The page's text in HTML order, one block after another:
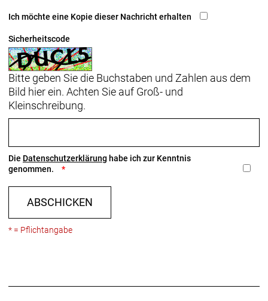
Ich möchte eine Kopie dieser Nachricht erhalten
Sicherheitscode
Bitte geben Sie die Buchstaben und Zahlen aus dem
Bild hier ein. Achten Sie auf Groß- und
Kleinschreibung.
Die Datenschutzerklärung habe ich zur Kenntnis
genommen.
ABSCHICKEN
* = Pflichtangabe